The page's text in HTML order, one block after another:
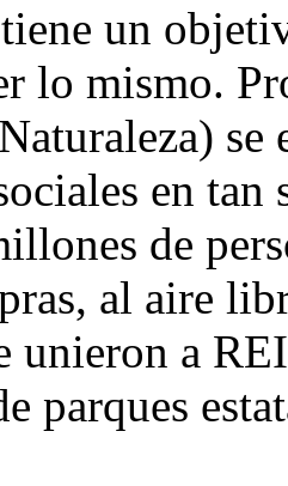
un
lo mismo.
en
de
al aire
unieron a
parques